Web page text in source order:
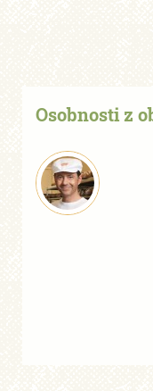
Osobnosti z